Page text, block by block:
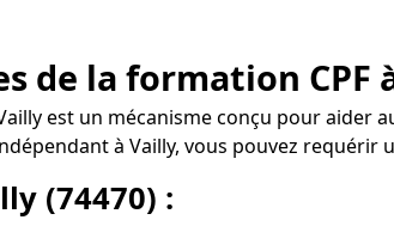
de la formation CPF
est un mécanisme conçu pour aider
à Vailly, vous pouvez
(74470) :